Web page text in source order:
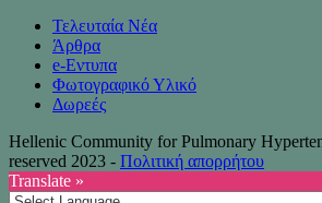
Τελευταία Νέα
Άρθρα
e-Eντυπα
Φωτογραφικό Υλικό
Δωρεές
Hellenic Community for Pulmonary
reserved 2023 - Πολιτική απορρήτου
Translate »